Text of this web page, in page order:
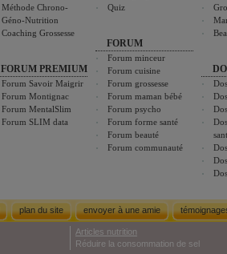
Méthode Chrono-
Géno-Nutrition
Coaching Grossesse
FORUM PREMIUM
Forum Savoir Maigrir
Forum Montignac
Forum MentalSlim
Forum SLIM data
Quiz
FORUM
Forum minceur
Forum cuisine
Forum grossesse
Forum maman bébé
Forum psycho
Forum forme santé
Forum beauté
Forum communauté
plan du site envoyer à une amie
Articles nutrition
Réduire la consommation de sel